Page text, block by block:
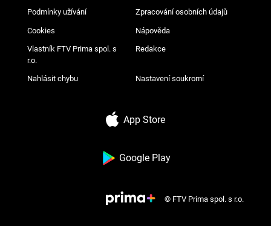
Podmínky užívání Zpracování osobních údajů
Cookies Nápověda
Vlastník FTV Prima spol. s
r.o.
Redakce
Nahlásit chybu Nastavení soukromí
App Store
Google Play
© FTV Prima spol. s r.o.